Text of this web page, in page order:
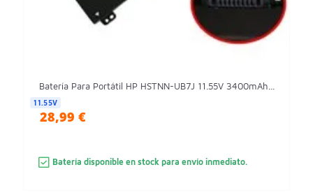
Batería Para Portátil HP HSTNN-UB7J 11.55V 3400mAh...
11.55V
28,99 €
Batería disponible en stock para envío inmediato.